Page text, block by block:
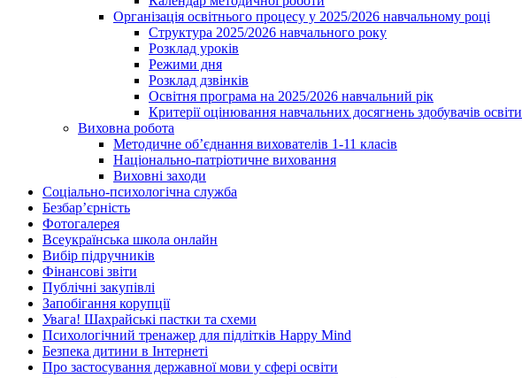
Організація освітнього процесу у 2025/2026 навчальному році
Структура 2025/2026 навчального року
Розклад уроків
Режими дня
Розклад дзвінків
Освітня програма на 2025/2026 навчальний рік
Критерії оцінювання навчальних досягнень здобувачів освіти
Виховна робота
Методичне об’єднання вихователів 1-11 класів
Національно-патріотичне виховання
Виховні заходи
Соціально-психологічна служба
Безбар’єрність
Фотогалерея
Всеукраїнська школа онлайн
Вибір підручників
Фінансові звіти
Публічні закупівлі
Запобігання корупції
Увага! Шахрайські пастки та схеми
Психологічний тренажер для підлітків Happy Mind
Безпека дитини в Інтернеті
Про застосування державної мови у сфері освіти